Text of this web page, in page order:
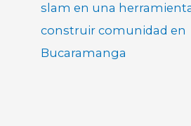
slam en una
construir comunidad en
Bucaramanga